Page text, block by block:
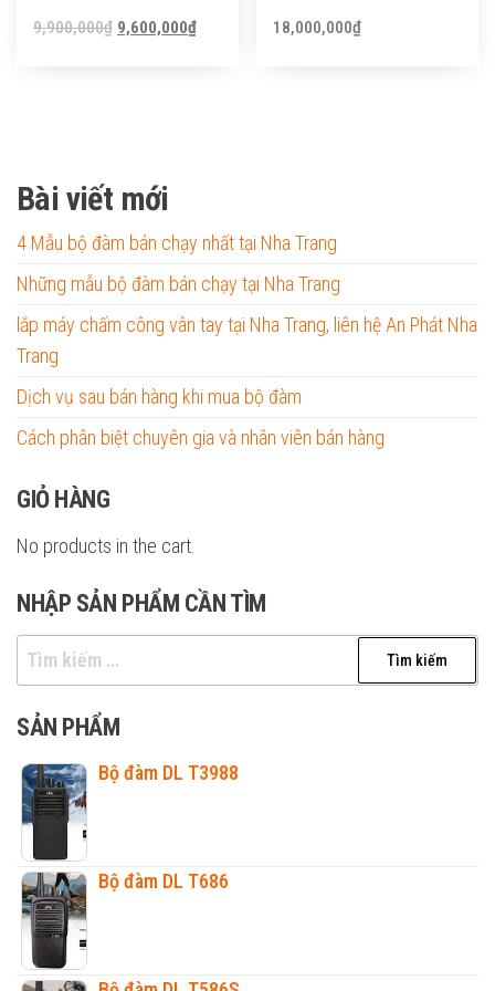
9,900,000₫ Original
9,600,000₫Current
18,000,000₫
Bài viết mới
4 Mẫu bộ đàm bán chạy nhất tại Nha Trang
Những mẫu bộ đàm bán chạy tại Nha Trang
lắp máy chấm công vân tay tại Nha Trang, liên hệ An Phát Nha
Trang
Dịch vụ sau bán hàng khi mua bộ đàm
Cách phân biệt chuyên gia và nhân viên bán hàng
GIỎ HÀNG
No products in the cart.
NHẬP SẢN PHẨM CẦN TÌM
Tìm
kiếm
cho:
SẢN PHẨM
Bộ đàm DL T3988
Bộ đàm DL T686